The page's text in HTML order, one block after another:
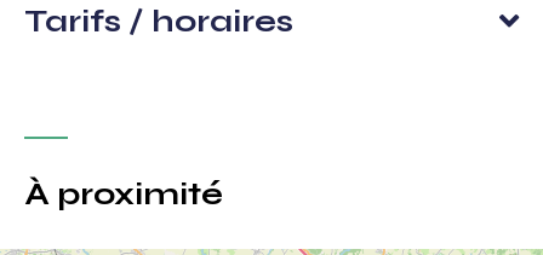
Tarifs / horaires
À proximité